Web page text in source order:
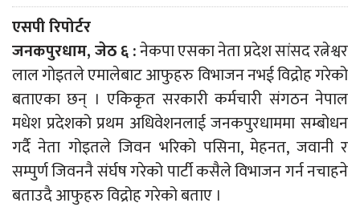
एसपी रिपोर्टर
जनकपुरधाम, जेठ ६ :नेकपा एसका नेता प्रदेश सांसद रत्नेश्वर
लाल गोइतले एमालेबाट आफुहरु विभाजन नभई विद्रोह गरेको
बताएका छन् । एकिकृत सरकारी कर्मचारी संगठन नेपाल
मधेश प्रदेशको प्रथम अधिवेशनलाई जनकपुरधाममा सम्बोधन
गर्दै नेता गोइतले जिवन भरिको पसिना, मेहनत, जवानी र
सम्पुर्ण जिवननै संर्घष गरेको पार्टी कसैले विभाजन गर्न नचाहने
बताउदै आफुहरु विद्रोह गरेको बताए ।